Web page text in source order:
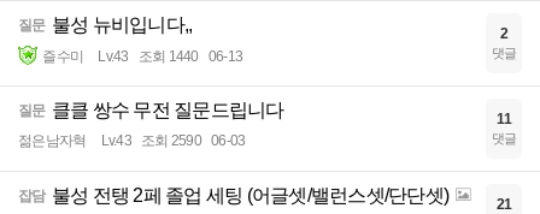
질문 불성 뉴비입니다,,
즐수미 Lv.43 조회 1440 06-13
2
댓글
질문 클클 쌍수 무전 질문드립니다
젊은남자혁 Lv.43 조회 2590 06-03
11
댓글
잡담 불성 전탱 2페 졸업 세팅 (어글셋/밸런스셋/단단셋) 21